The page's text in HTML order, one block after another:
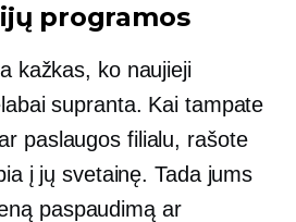
programos
kažkas, ko naujieji
supranta. Kai tampate
paslaugos filialu, rašote
į jų svetainę. Tada jums
paspaudimą ar